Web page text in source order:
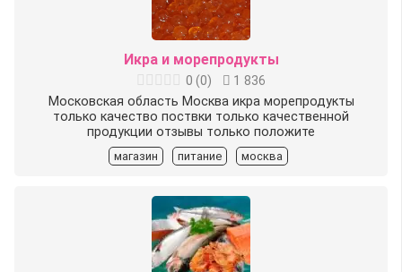
Икра и морепродукты
0 (0)
1 836
Московская область Москва икра морепродукты
только качество поствки только качественной
продукции отзывы только положите
магазин питание москва